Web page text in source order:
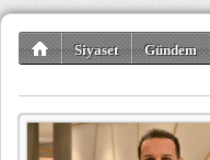
Siyaset Gündem